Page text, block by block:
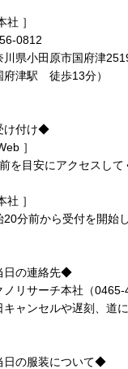
社 ］
0812
川県小田原市国府津
府津駅 徒歩13分）
付け◆
］
を目安にアクセスして
社 ］
20分前から受付を開始
の連絡先◆
ノリサーチ本社（0465-
キャンセルや遅刻、道
の服装について◆